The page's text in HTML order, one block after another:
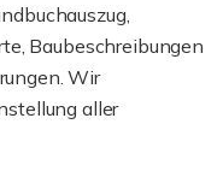
Baubeschreibungen
Wir
aller